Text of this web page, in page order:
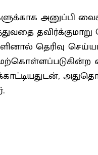
அனுப்பி
தெரிவு